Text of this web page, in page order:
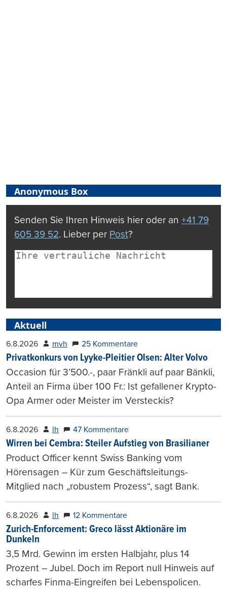
Anonymous Box
Senden Sie Ihren Hinweis hier oder an +41 79
605 39 52. Lieber per Post?
Aktuell
6.8.2026 mvh 25 Kommentare
Privatkonkurs von Lyyke-Pleitier Olsen: Alter Volvo
Occasion für 3’500.-, paar Fränkli auf paar Bänkli,
Anteil an Firma über 100 Fr.: Ist gefallener Krypto-
Opa Armer oder Meister im Versteckis?
6.8.2026 lh 47 Kommentare
Wirren bei Cembra: Steiler Aufstieg von Brasilianer
Product Officer kennt Swiss Banking vom
Hörensagen – Kür zum Geschäftsleitungs-
Mitglied nach „robustem Prozess“, sagt Bank.
6.8.2026 lh 12 Kommentare
Zurich-Enforcement: Greco lässt Aktionäre im
Dunkeln
3,5 Mrd. Gewinn im ersten Halbjahr, plus 14
Prozent – Jubel. Doch im Report null Hinweis auf
scharfes Finma-Eingreifen bei Lebenspolicen.